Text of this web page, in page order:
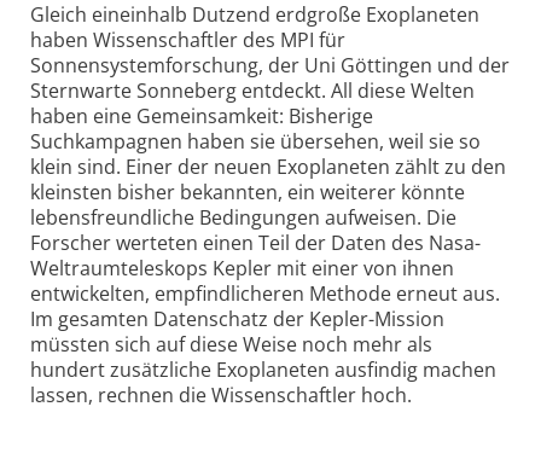
Gleich eineinhalb Dutzend erdgroße Exoplaneten
haben Wissenschaftler des MPI für
Sonnensystemforschung, der Uni Göttingen und der
Sternwarte Sonneberg entdeckt. All diese Welten
haben eine Gemeinsamkeit: Bisherige
Suchkampagnen haben sie übersehen, weil sie so
klein sind. Einer der neuen Exoplaneten zählt zu den
kleinsten bisher bekannten, ein weiterer könnte
lebensfreundliche Bedingungen aufweisen. Die
Forscher werteten einen Teil der Daten des Nasa-
Weltraumteleskops Kepler mit einer von ihnen
entwickelten, empfindlicheren Methode erneut aus.
Im gesamten Datenschatz der Kepler-Mission
müssten sich auf diese Weise noch mehr als
hundert zusätzliche Exoplaneten ausfindig machen
lassen, rechnen die Wissenschaftler hoch.